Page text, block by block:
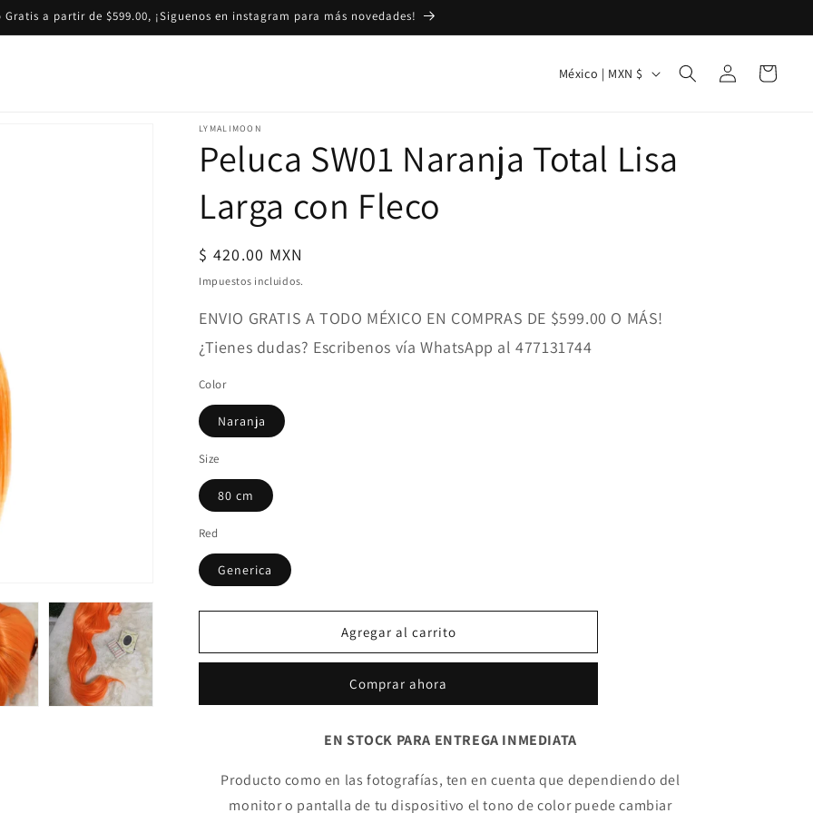
Gratis a partir de $599.00, ¡Siguenos en instagram para más novedades!
s
ó
n
México | MXN $
Iniciar
sesión
Carrito
LYMALIMOON
Peluca SW01 Naranja Total Lisa
Larga con Fleco
Precio
habitual
$ 420.00 MXN
Impuestos incluidos.
ENVIO GRATIS A TODO MÉXICO EN COMPRAS DE $599.00 O MÁS!
¿Tienes dudas? Escribenos vía WhatsApp al 477131744
Color
Naranja
Size
80 cm
Red
Generica
Agregar al carrito
Comprar ahora
EN STOCK PARA ENTREGA INMEDIATA
Producto como en las fotografías, ten en cuenta que dependiendo del
monitor o pantalla de tu dispositivo el tono de color puede cambiar